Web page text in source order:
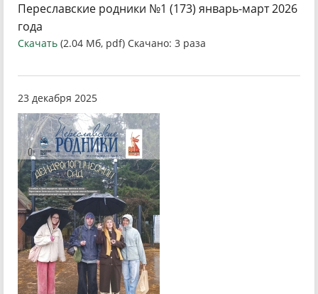
Переславские родники №1 (173) январь-март 2026
года
Скачать (2.04 Мб, pdf) Скачано: 3 раза
23 декабря 2025